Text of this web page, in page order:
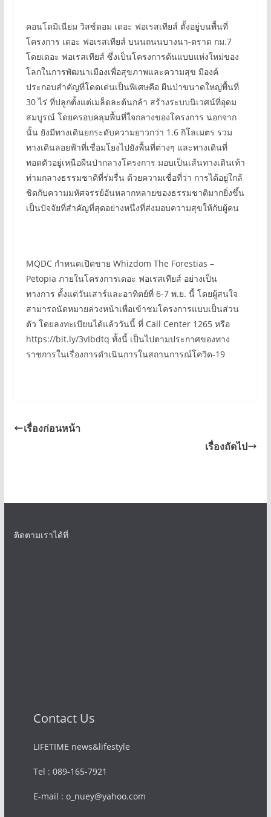
คอนโดมิเนียม วิสซ์ดอม เดอะ ฟอเรสเทียส์ ตั้งอยู่บนพื้นที่
โครงการ เดอะ ฟอเรสเทียส์ บนนถนนบางนา-ตราด กม.7
โดยเดอะ ฟอเรสเทียส์ ซึ่งเป็นโครงการต้นแบบแห่งใหม่ของ
โลกในการพัฒนาเมืองเพื่อสุขภาพและความสุข มีองค์
ประกอบสำคัญที่โดดเด่นเป็นพิเศษคือ ผืนป่าขนาดใหญ่พื้นที่
30 ไร่ ที่ปลูกตั้งแต่เมล็ดละต้นกล้า สร้างระบบนิเวศน์ที่อุดม
สมบูรณ์ โดยครอบคลุมพื้นที่ใจกลางของโครงการ นอกจาก
นั้น ยังมีทางเดินยกระดับความยาวกว่า 1.6 กิโลเมตร รวม
ทางเดินลอยฟ้าที่เชื่อมโยงไปยังพื้นที่ต่างๆ และทางเดินที่
ทอดตัวอยู่เหนือผืนป่ากลางโครงการ มอบเป็นเส้นทางเดินเท้า
ท่ามกลางธรรมชาติที่ร่มรื่น ด้วยความเชื่อที่ว่า การได้อยู่ใกล้
ชิดกับความมหัศจรรย์อันหลากหลายของธรรมชาติมากยิ่งขึ้น
เป็นปัจจัยที่สำคัญที่สุดอย่างหนึ่งที่ส่งมอบความสุขให้กับผู้คน
MQDC กำหนดเปิดขาย Whizdom The Forestias –
Petopia ภายในโครงการเดอะ ฟอเรสเทียส์ อย่างเป็น
ทางการ ตั้งแต่วันเสาร์และอาทิตย์ที่ 6-7 พ.ย. นี้ โดยผู้สนใจ
สามารถนัดหมายล่วงหน้าเพื่อเข้าชมโครงการแบบเป็นส่วน
ตัว โดยลงทะเบียนได้แล้ววันนี้ ที่ Call Center 1265 หรือ
https://bit.ly/3vIbdtq ทั้งนี้ เป็นไปตามประกาศของทาง
ราชการในเรื่องการดำเนินการในสถานการณ์โควิด-19
เรื่องก่อนหน้า
เรื่องถัดไป
ติดตามเราได้ที่
Contact Us
LIFETIME news&lifestyle
Tel : 089-165-7921
E-mail : o_nuey@yahoo.com